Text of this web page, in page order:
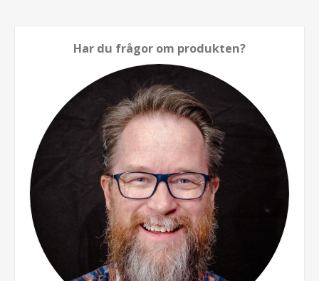
Har du frågor om produkten?